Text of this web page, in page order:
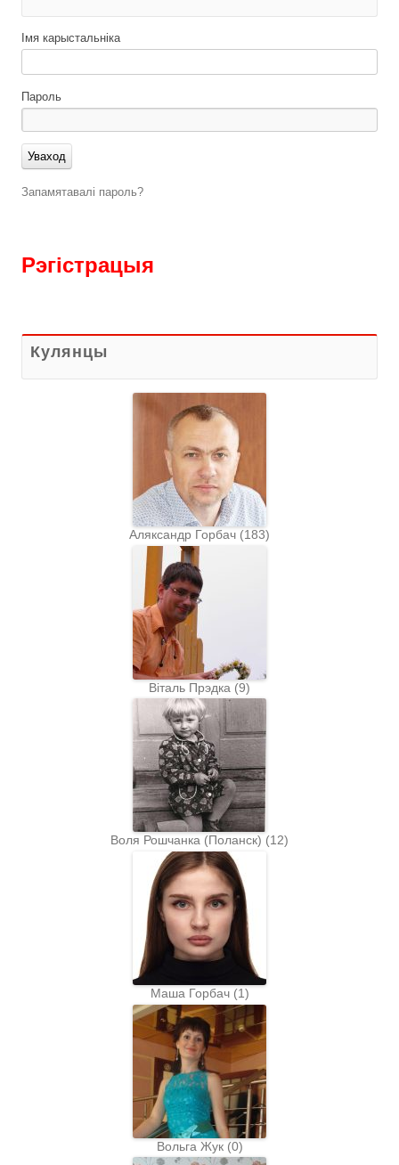
Імя карыстальніка
Пароль
Запамятавалі пароль?
Рэгістрацыя
Кулянцы
Аляксандр Горбач (183)
Віталь Прэдка (9)
Воля Рошчанка (Поланск) (12)
Маша Горбач (1)
Вольга Жук (0)